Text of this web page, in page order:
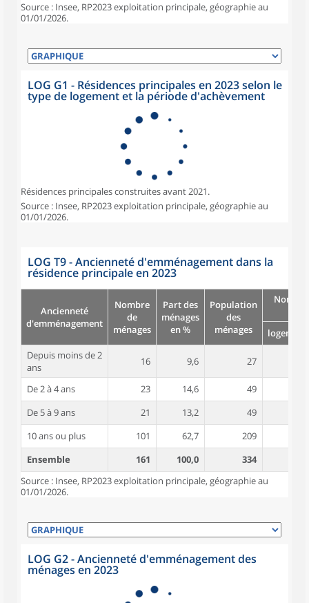
Source : Insee, RP2023 exploitation principale, géographie au
01/01/2026.
LOG G1 - Résidences principales en 2023 selon le
type de logement et la période d'achèvement
Résidences principales construites avant 2021.
Source : Insee, RP2023 exploitation principale, géographie au
01/01/2026.
LOG T9 - Ancienneté d'emménagement dans la
résidence principale en 2023
Ancienneté
d'emménagement
Nombre
de
ménages
Part des
ménages
en %
Population
des
ménages
logement
Depuis moins de 2
ans
16 9,6 27
De 2 à 4 ans 23 14,6 49
De 5 à 9 ans
21 13,2 49
10 ans ou plus
101 62,7 209
Ensemble
161 100,0 334
Source : Insee, RP2023 exploitation principale, géographie au
01/01/2026.
LOG G2 - Ancienneté d'emménagement des
ménages en 2023